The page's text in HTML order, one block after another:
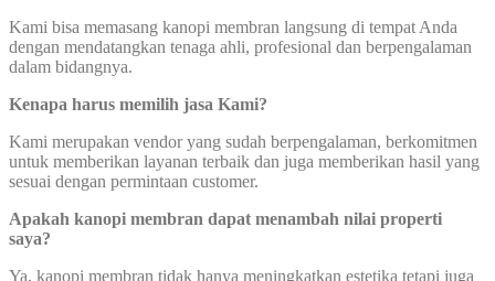
Kami bisa memasang kanopi membran langsung di tempat Anda
dengan mendatangkan tenaga ahli, profesional dan berpengalaman
dalam bidangnya.
Kenapa harus memilih jasa Kami?
Kami merupakan vendor yang sudah berpengalaman, berkomitmen
untuk memberikan layanan terbaik dan juga memberikan hasil yang
sesuai dengan permintaan customer.
Apakah kanopi membran dapat menambah nilai properti
saya?
Ya, kanopi membran tidak hanya meningkatkan estetika tetapi juga